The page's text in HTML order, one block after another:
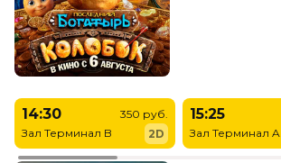
14:30
Зал Терминал B
350 руб.
2D
15:25
Зал Терминал A